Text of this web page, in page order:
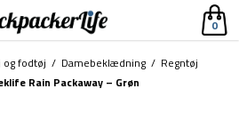
0
og fodtøj / Damebeklædning / Regntøj
Rain Packaway – Grøn